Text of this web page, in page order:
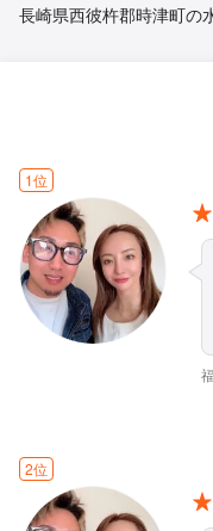
長崎県西彼杵郡時津町の
1位
2位